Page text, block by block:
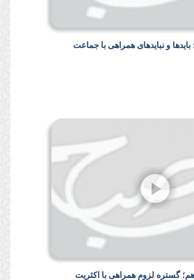
و نبایدهای همراهی با جماعت
گستره لزوم همراهی با اکثریت